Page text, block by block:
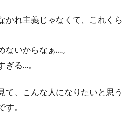
かれ主義じゃなくて、これくら
ないからなぁ…。
ぎる…。
て、こんな人になりたいと思う
。